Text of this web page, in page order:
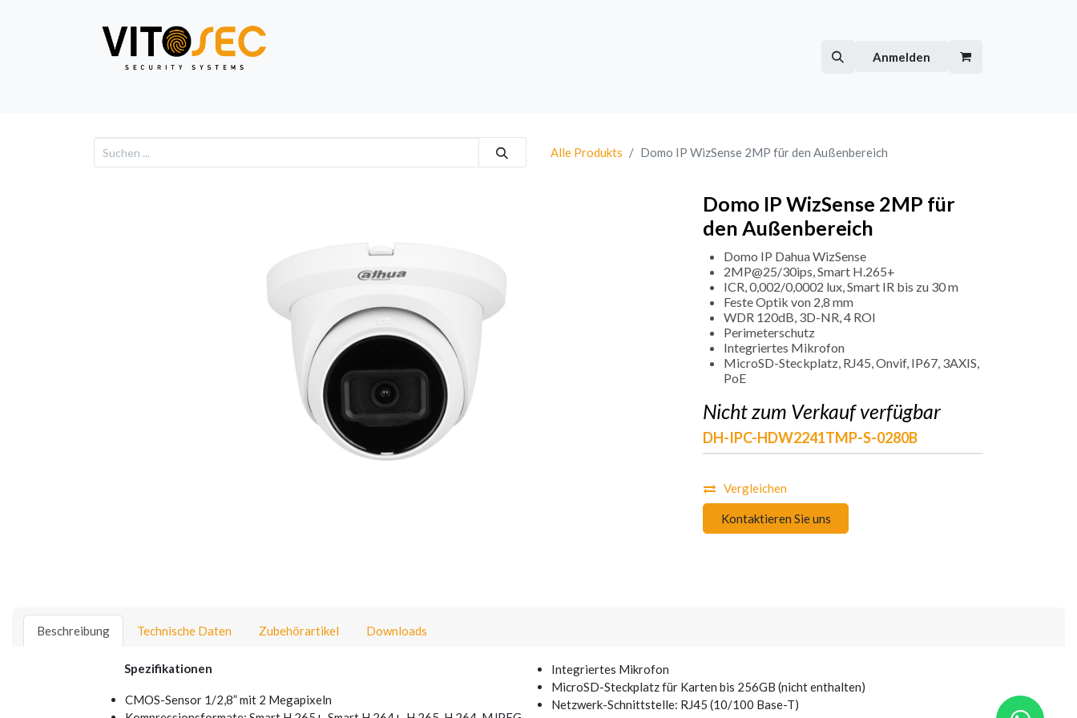
Video Alarm Anmelden
Alle Produkts Domo IP WizSense 2MP für den Außenbereich
Domo IP WizSense 2MP für
den Außenbereich
Domo IP Dahua WizSense
2MP@25/30ips, Smart H.265+
ICR, 0,002/0,0002 lux, Smart IR bis zu 30 m
Feste Optik von 2,8 mm
WDR 120dB, 3D-NR, 4 ROI
Perimeterschutz
Integriertes Mikrofon
MicroSD-Steckplatz, RJ45, Onvif, IP67, 3AXIS,
PoE
Nicht zum Verkauf verfügbar
DH-IPC-HDW2241TMP-S-0280B
Vergleichen
Kontaktieren Sie uns
Beschreibung Technische Daten Zubehörartikel Downloads
Spezifikationen
CMOS-Sensor 1/2,8” mit 2 Megapixeln
Integriertes Mikrofon
MicroSD-Steckplatz für Karten bis 256GB (nicht enthalten)
Netzwerk-Schnittstelle: RJ45 (10/100 Base-T)